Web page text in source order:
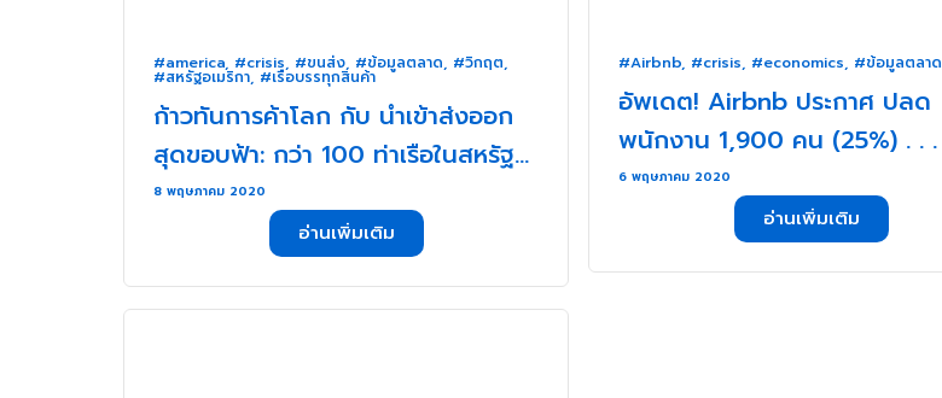
#america, #crisis, #ขนส่ง, #ข้อมูลตลาด, #วิกฤต,
#สหรัฐอเมริกา, #เรือบรรทุกสินค้า
ก้าวทันการค้าโลก กับ นำเข้าส่งออก
สุดขอบฟ้า: กว่า 100 ท่าเรือในสหรัฐฯ
ขอเงินช่วยเหลือจากรัฐบาล . . .
8 พฤษภาคม 2020
อ่านเพิ่มเติม
#Airbnb, #crisis, #economics, #ข้อมูลตลาด
อัพเดต! Airbnb ประกาศ ปลด
พนักงาน 1,900 คน (25%) . . .
6 พฤษภาคม 2020
อ่านเพิ่มเติม